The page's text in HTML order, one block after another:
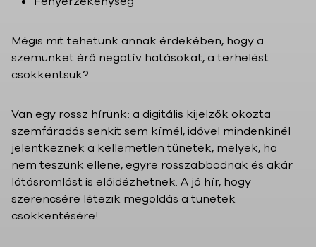
Mégis mit tehetünk annak érdekében, hogy a
szemünket érő negatív hatásokat, a terhelést
csökkentsük?
Van egy rossz hírünk: a digitális kijelzők okozta
szemfáradás senkit sem kímél, idővel mindenkinél
jelentkeznek a kellemetlen tünetek, melyek, ha
nem teszünk ellene, egyre rosszabbodnak és akár
látásromlást is előidézhetnek. A jó hír, hogy
szerencsére létezik megoldás a tünetek
csökkentésére!